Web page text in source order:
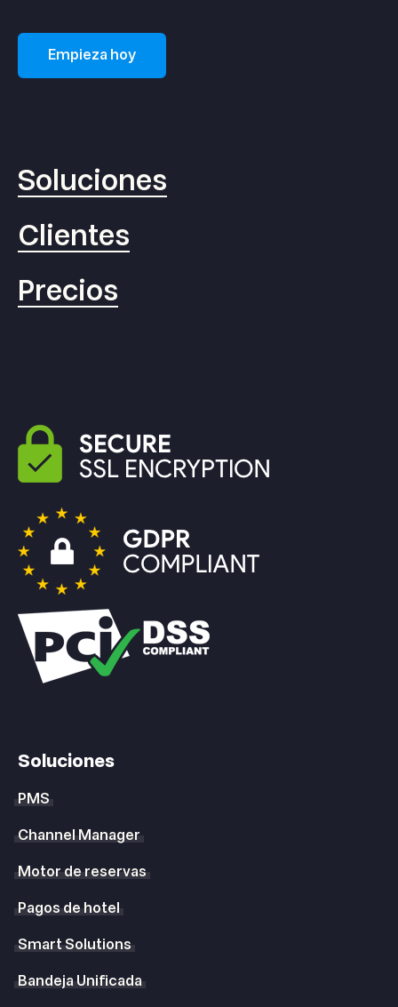
Empieza hoy
Soluciones
Clientes
Precios
Soluciones
PMS
Channel Manager
Motor de reservas
Pagos de hotel
Smart Solutions
Bandeja Unificada